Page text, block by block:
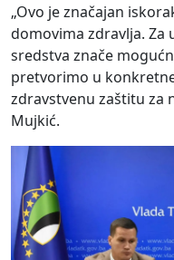
„Ovo je značajan
domovima zdravlja. Za
sredstva znače
pretvorimo u
zdravstvenu zaštitu za
Mujkić.